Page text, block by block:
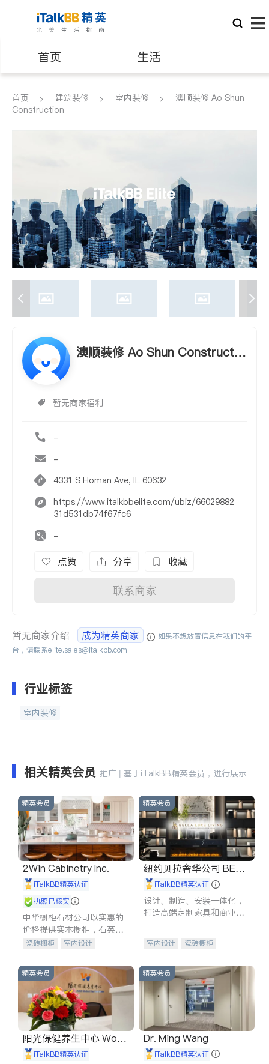
首页 生活
医生 律师
养老 非盈利组织
首页 建筑装修 室内装修
澳顺装修 Ao Shun
Construction
澳顺装修 Ao Shun Constructio
暂无商家福利
-
-
4331 S Homan Ave, IL 60632
https://www.italkbbelite.com/ubiz/66029882
31d531db74f67fc6
-
点赞 分享 收藏
联系商家
暂无商家介绍 成为精英商家
如果不想放置信息在我们的平
台，请联系elite.sales@italkbb.com
行业标签
室内装修
相关精英会员 推广 | 基于iTalkBB精英会员，进行展示
精英会员
2Win Cabinetry Inc.
iTalkBB精英认证
执照已核实
中华橱柜石材公司以实惠的
价格提供实木橱柜，石英石
台面，多种优质不锈钢水
质厨房，家的选择。
瓷砖橱柜
室内设计
室内装修
精英会员
纽约贝拉奢华公司 BELL
A LUXE
iTalkBB精英认证
设计、制造、安装一体化，
打造高端定制家具和商业空
室内设计
瓷砖橱柜
售前软装staging
室内装修
精英会员
阳光保健养生中心 World
shine
iTalkBB精英认证
精英会员
Dr. Ming Wang
iTalkBB精英认证